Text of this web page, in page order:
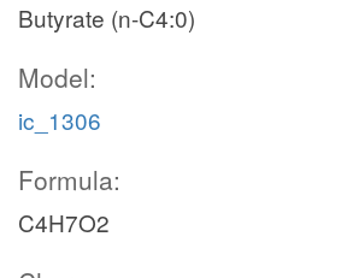
Butyrate (n-C4:0)
Model:
ic_1306
Formula:
C4H7O2